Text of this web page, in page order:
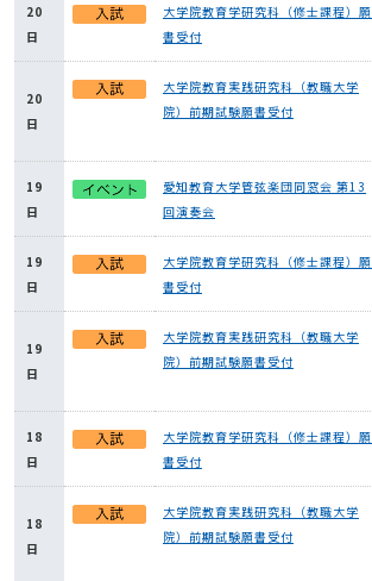
20
日
大学院教育学研究科（修士課程）願
書受付
20
日
大学院教育実践研究科（教職大学
院）前期試験願書受付
19
日
愛知教育大学管弦楽団同窓会 第13
回演奏会
19
日
大学院教育学研究科（修士課程）願
書受付
19
日
大学院教育実践研究科（教職大学
院）前期試験願書受付
18
日
大学院教育学研究科（修士課程）願
書受付
18
日
大学院教育実践研究科（教職大学
院）前期試験願書受付